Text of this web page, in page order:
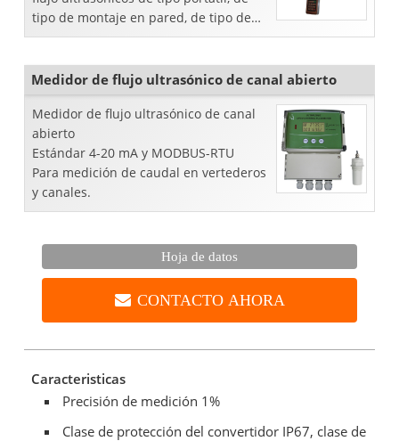
tipo de montaje en pared, de tipo de
montaje en panel y de tipo portátil para
Medidor de flujo ultrasónico de canal abierto
Medidor de flujo ultrasónico de canal
abierto
Estándar 4-20 mA y MODBUS-RTU
Para medición de caudal en vertederos
y canales.
Hoja de datos
CONTACTO AHORA
Caracteristicas
Precisión de medición 1%
Clase de protección del convertidor IP67, clase de